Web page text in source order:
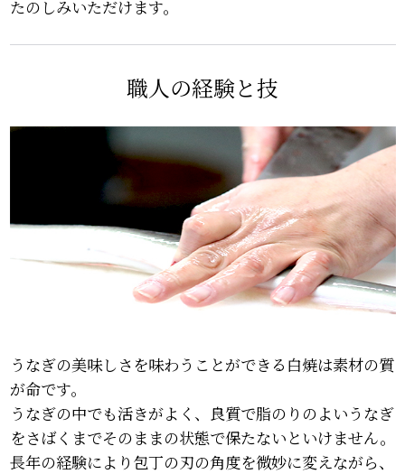
たのしみいただけます。
職人の経験と技
うなぎの美味しさを味わうことができる白焼は素材の質
が命です。
うなぎの中でも活きがよく、良質で脂のりのよいうなぎ
をさばくまでそのままの状態で保たないといけません。
長年の経験により包丁の刃の角度を微妙に変えながら、